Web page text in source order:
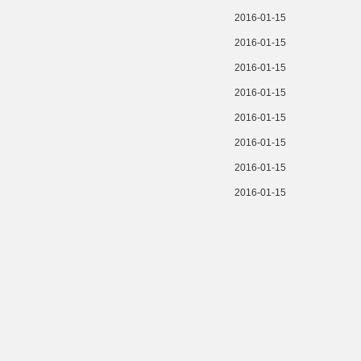
2016-01-15
2016-01-15
2016-01-15
2016-01-15
2016-01-15
2016-01-15
2016-01-15
2016-01-15